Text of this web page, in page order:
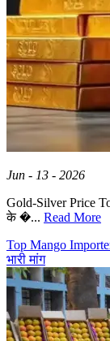
Jun - 13 - 2026
Gold-Silver Price
के �... Read More
Top Mango
भारी मांग